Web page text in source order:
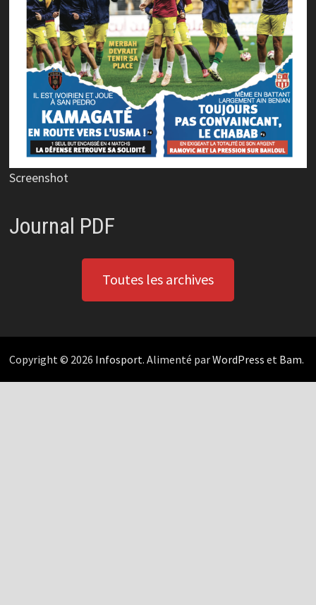
Screenshot
Journal PDF
Toutes les archives
Copyright © 2026 Infosport. Alimenté parWordPress et Bam.